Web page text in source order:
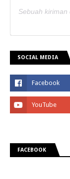
Sebuah kiriman
SOCIAL MEDIA
FACEBOOK